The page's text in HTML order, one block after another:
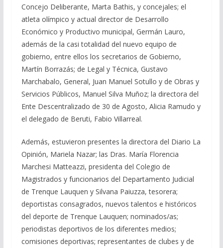
Concejo Deliberante, Marta Bathis, y concejales; el
atleta olímpico y actual director de Desarrollo
Económico y Productivo municipal, Germán Lauro,
además de la casi totalidad del nuevo equipo de
gobierno, entre ellos los secretarios de Gobierno,
Martín Borrazás; de Legal y Técnica, Gustavo
Marchabalo, General, Juan Manuel Sotullo y de Obras y
Servicios Públicos, Manuel Silva Muñoz; la directora del
Ente Descentralizado de 30 de Agosto, Alicia Ramudo y
el delegado de Beruti, Fabio Villarreal.
Además, estuvieron presentes la directora del Diario La
Opinión, Mariela Nazar; las Dras. María Florencia
Marchesi Matteazzi, presidenta del Colegio de
Magistrados y funcionarios del Departamento Judicial
de Trenque Lauquen y Silvana Paiuzza, tesorera;
deportistas consagrados, nuevos talentos e históricos
del deporte de Trenque Lauquen; nominados/as;
periodistas deportivos de los diferentes medios;
comisiones deportivas; representantes de clubes y de